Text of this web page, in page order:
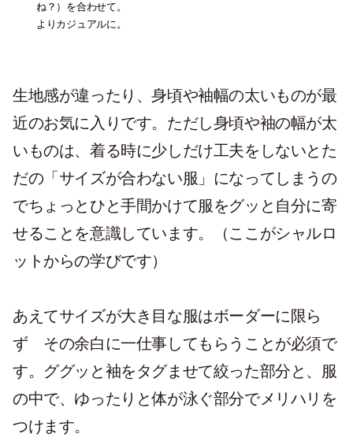
ね？）を合わせて。
よりカジュアルに。
生地感が違ったり、身頃や袖幅の太いものが最
近のお気に入りです。ただし身頃や袖の幅が太
いものは、着る時に少しだけ工夫をしないとた
だの「サイズが合わない服」になってしまうの
でちょっとひと手間かけて服をグッと自分に寄
せることを意識しています。（ここがシャルロ
ットからの学びです）
あえてサイズが大き目な服はボーダーに限ら
ず その余白に一仕事してもらうことが必須で
す。ググッと袖をタグませて絞った部分と、服
の中で、ゆったりと体が泳ぐ部分でメリハリを
つけます。